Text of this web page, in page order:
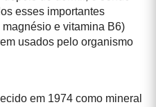
esses importantes
e vitamina B6)
usados pelo organismo
em 1974 como mineral